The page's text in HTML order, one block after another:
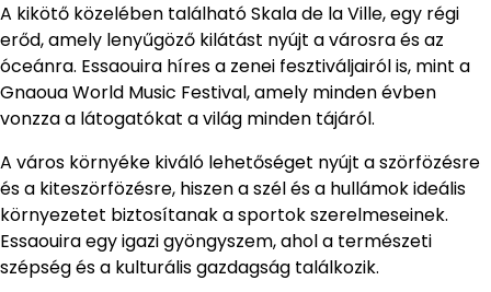
A kikötő közelében található Skala de la Ville, egy régi
erőd, amely lenyűgöző kilátást nyújt a városra és az
óceánra. Essaouira híres a zenei fesztiváljairól is, mint a
Gnaoua World Music Festival, amely minden évben
vonzza a látogatókat a világ minden tájáról.
A város környéke kiváló lehetőséget nyújt a szörfözésre
és a kiteszörfözésre, hiszen a szél és a hullámok ideális
környezetet biztosítanak a sportok szerelmeseinek.
Essaouira egy igazi gyöngyszem, ahol a természeti
szépség és a kulturális gazdagság találkozik.